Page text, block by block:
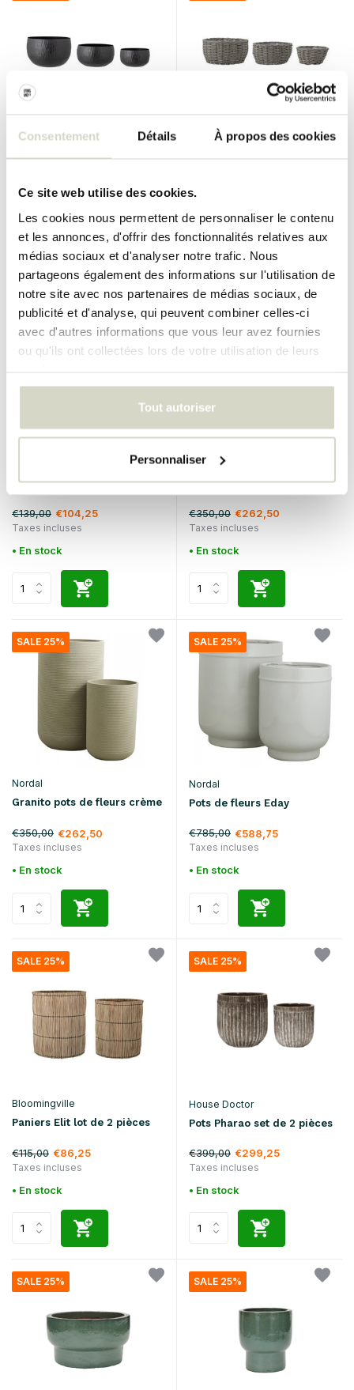
Consentement Détails À propos des cookies
Ce site web utilise des cookies.
Les cookies nous permettent de personnaliser le contenu
et les annonces, d'offrir des fonctionnalités relatives aux
médias sociaux et d'analyser notre trafic. Nous
partageons également des informations sur l'utilisation de
notre site avec nos partenaires de médias sociaux, de
publicité et d'analyse, qui peuvent combiner celles-ci
avec d'autres informations que vous leur avez fournies
ou qu'ils ont collectées lors de votre utilisation de leurs
Tout autoriser
Personnaliser
Bloomingville
€219,00 €164,25
• En stock
Bloomingville
€94,90
• En stock
SALE 25%
Lot de 3 pots de fleurs Linoa
€139,00 €104,25
Taxes incluses
• En stock
Nordal
Pots de fleurs Granito noir
€350,00 €262,50
Taxes incluses
• En stock
SALE 25%
Nordal
Granito pots de fleurs crème
€350,00 €262,50
Taxes incluses
• En stock
SALE 25%
Nordal
Pots de fleurs Eday
€785,00 €588,75
Taxes incluses
• En stock
SALE 25%
Bloomingville
Paniers Elit lot de 2 pièces
€115,00 €86,25
Taxes incluses
• En stock
SALE 25%
House Doctor
Pots Pharao set de 2 pièces
€399,00 €299,25
Taxes incluses
• En stock
SALE 25% SALE 25%